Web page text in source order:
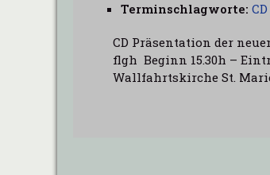
Terminschlagworte:
CD Präsentation der
flgh Beginn 15.30h –
Wallfahrtskirche St.